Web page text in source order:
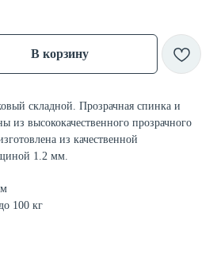
В корзину
складной. Прозрачная спинка и
из высококачественного прозрачного
из качественной
1.2 мм.
100 кг